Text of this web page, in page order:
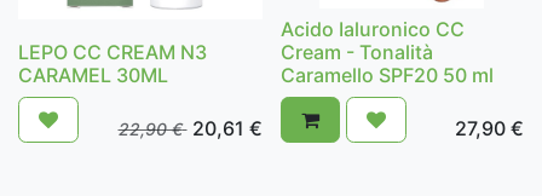
LEPO CC CREAM N3
CARAMEL 30ML
22,90€ 20,61 €
Acido Ialuronico CC
Cream - Tonalità
Caramello SPF20 50 ml
27,90 €